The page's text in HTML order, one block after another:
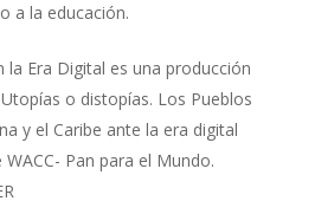
a la educación.
la Era Digital es una producción
o distopías. Los Pueblos
y el Caribe ante la era digital
Pan para el Mundo.